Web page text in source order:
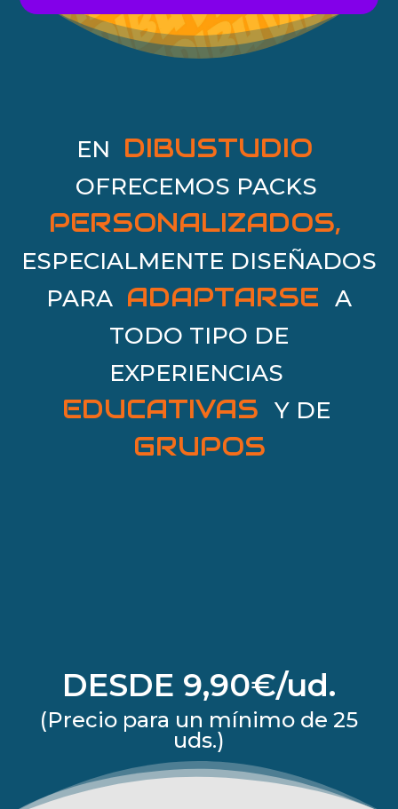
EN DIBUSTUDIO
OFRECEMOS PACKS
PERSONALIZADOS,
ESPECIALMENTE DISEÑADOS
PARA ADAPTARSE A
TODO TIPO DE
EXPERIENCIAS
EDUCATIVAS Y DE
GRUPOS
DESDE 9,90€/ud.
(Precio para un mínimo de 25
uds.)